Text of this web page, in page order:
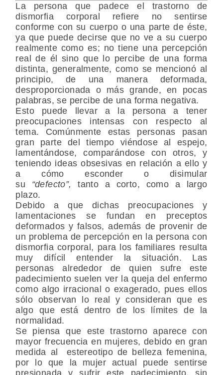
La persona que padece el trastorno de
dismorfia corporal refiere no sentirse
conforme con su cuerpo o una parte de éste,
ya que puede decirse que no ve a su cuerpo
realmente como es; no tiene una percepción
real de él sino que lo percibe de una forma
distinta, generalmente, como se mencionó al
principio, de una manera deformada,
desproporcionada o más grande, en pocas
palabras, se percibe de una forma negativa.
Esto puede llevar a la persona a tener
preocupaciones intensas con respecto al
tema. Comúnmente estas personas pasan
gran parte del tiempo viéndose al espejo,
lamentándose, comparándose con otros, y
teniendo ideas obsesivas en relación a ello y
a cómo esconder o disimular
su “defecto”,
tanto a corto, como a largo
plazo.
Debido a que dichas preocupaciones y
lamentaciones se fundan en preceptos
deformados y falsos, además de provenir de
un problema de percepción en la persona con
dismorfia corporal, para los familiares resulta
muy difícil entender la situación. Las
personas alrededor de quien sufre este
padecimiento suelen ver la queja del enfermo
como algo irracional o exagerado, pues ellos
sólo observan lo real y consideran que es
algo que está dentro de los límites de la
normalidad.
Se piensa que este trastorno aparece con
mayor frecuencia en mujeres, debido en gran
medida al estereotipo de belleza femenina,
por lo que la mujer actual puede sentirse
presionada y sufrir este padecimiento, sin